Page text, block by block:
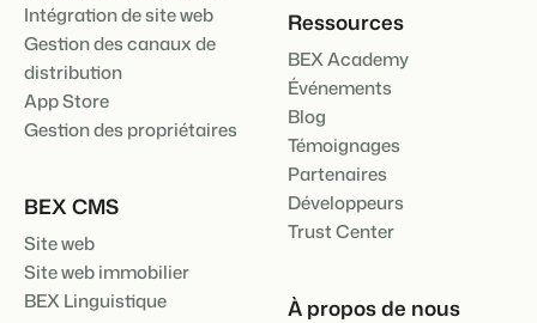
Intégration de site web
Gestion des canaux de
distribution
App Store
Gestion des propriétaires
BEX CMS
Site web
Site web immobilier
BEX Linguistique
Ressources
BEX Academy
Événements
Blog
Témoignages
Partenaires
Développeurs
Trust Center
À propos de nous